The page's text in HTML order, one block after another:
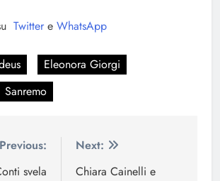
Twitter e WhatsApp
Eleonora Giorgi
Sanremo
Previous:
svela
Next:
Chiara Cainelli e